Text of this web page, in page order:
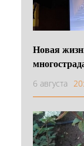
Новая
6 августа